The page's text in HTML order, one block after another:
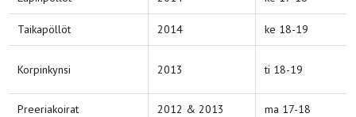
Taikapöllöt 2014 ke 18-19
Korpinkynsi 2013 ti 18-19
Preeriakoirat 2012 & 2013 ma 17-18